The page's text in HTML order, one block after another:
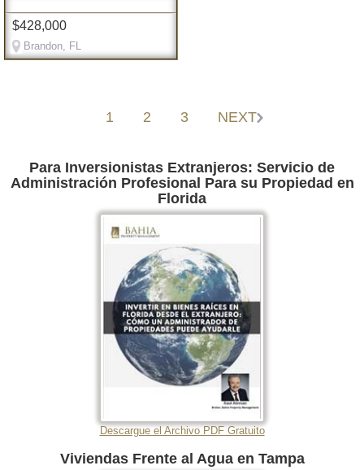
$428,000
Brandon, FL
1 2 3 NEXT
Para Inversionistas Extranjeros: Servicio de
Administración Profesional Para su Propiedad en
Florida
Descargue el Archivo PDF Gratuito
Viviendas Frente al Agua en Tampa